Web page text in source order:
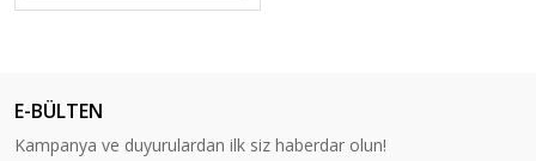
E-BÜLTEN
Kampanya ve duyurulardan ilk siz haberdar olun!